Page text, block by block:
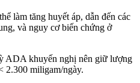
làm tăng huyết áp, dẫn đến các
và nguy cơ biến chứng ở
ADA khuyến nghị nên giữ lượng
2.300 miligam/ngày.